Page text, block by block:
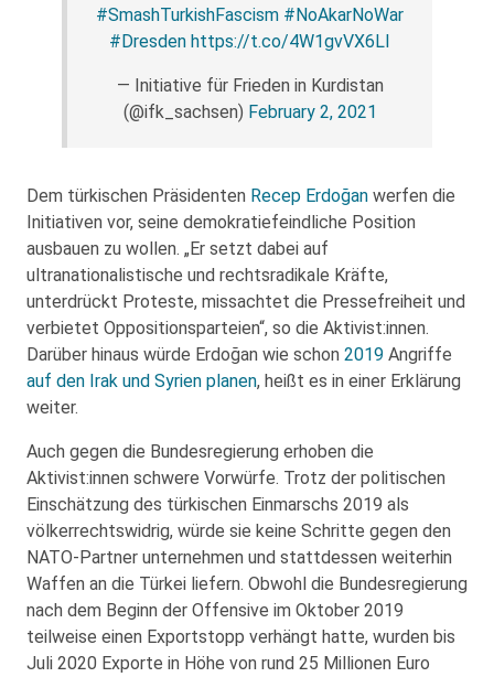
#SmashTurkishFascism #NoAkarNoWar
#Dresden https://t.co/4W1gvVX6LI
— Initiative für Frieden in Kurdistan
(@ifk_sachsen) February 2, 2021
Dem türkischen Präsidenten Recep Erdoğan werfen die
Initiativen vor, seine demokratiefeindliche Position
ausbauen zu wollen. „Er setzt dabei auf
ultranationalistische und rechtsradikale Kräfte,
unterdrückt Proteste, missachtet die Pressefreiheit und
verbietet Oppositionsparteien“, so die Aktivist:innen.
Darüber hinaus würde Erdoğan wie schon 2019 Angriffe
auf den Irak und Syrien planen, heißt es in einer Erklärung
weiter.
Auch gegen die Bundesregierung erhoben die
Aktivist:innen schwere Vorwürfe. Trotz der politischen
Einschätzung des türkischen Einmarschs 2019 als
völkerrechtswidrig, würde sie keine Schritte gegen den
NATO-Partner unternehmen und stattdessen weiterhin
Waffen an die Türkei liefern. Obwohl die Bundesregierung
nach dem Beginn der Offensive im Oktober 2019
teilweise einen Exportstopp verhängt hatte, wurden bis
Juli 2020 Exporte in Höhe von rund 25 Millionen Euro